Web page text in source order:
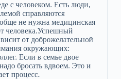
с человеком. Есть люди,
справляются
не нужна медицинская
человека.Успешный
от доброжелательной
окружающих:
Если в семье двое
бросать вдвоем. Это и
процесс.